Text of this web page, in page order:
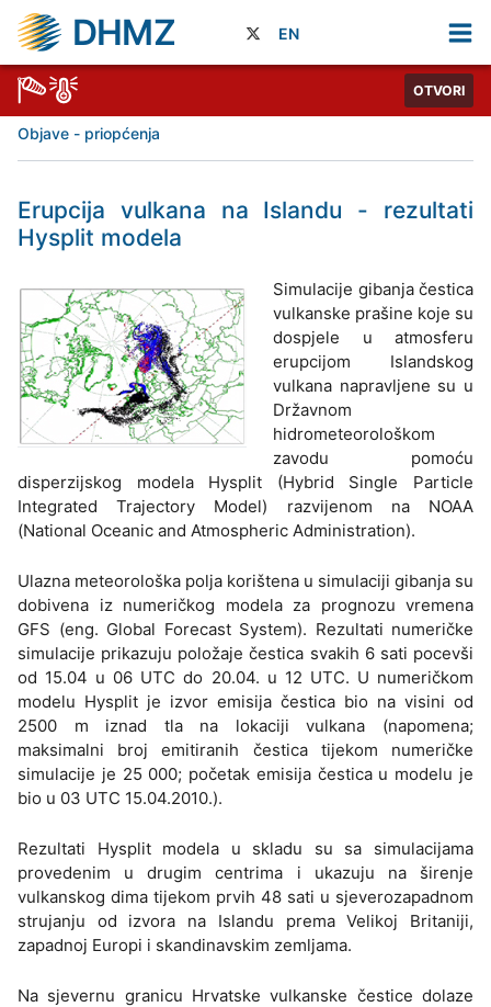
DHMZ EN
OTVORI
Objave - priopćenja
Erupcija vulkana na Islandu - rezultati
Hysplit modela
Simulacije gibanja čestica
vulkanske prašine koje su
dospjele u atmosferu
erupcijom Islandskog
vulkana napravljene su u
Državnom
hidrometeorološkom
zavodu pomoću
disperzijskog modela Hysplit (Hybrid Single Particle
Integrated Trajectory Model) razvijenom na NOAA
(National Oceanic and Atmospheric Administration).
Ulazna meteorološka polja korištena u simulaciji gibanja su
dobivena iz numeričkog modela za prognozu vremena
GFS (eng. Global Forecast System). Rezultati numeričke
simulacije prikazuju položaje čestica svakih 6 sati pocevši
od 15.04 u 06 UTC do 20.04. u 12 UTC. U numeričkom
modelu Hysplit je izvor emisija čestica bio na visini od
2500 m iznad tla na lokaciji vulkana (napomena;
maksimalni broj emitiranih čestica tijekom numeričke
simulacije je 25 000; početak emisija čestica u modelu je
bio u 03 UTC 15.04.2010.).
Rezultati Hysplit modela u skladu su sa simulacijama
provedenim u drugim centrima i ukazuju na širenje
vulkanskog dima tijekom prvih 48 sati u sjeverozapadnom
strujanju od izvora na Islandu prema Velikoj Britaniji,
zapadnoj Europi i skandinavskim zemljama.
Na sjevernu granicu Hrvatske vulkanske čestice dolaze